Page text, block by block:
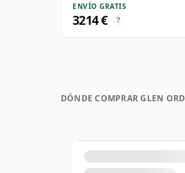
ENVÍO GRATIS
3214 € ?
DÓNDE COMPRAR GLEN ORD